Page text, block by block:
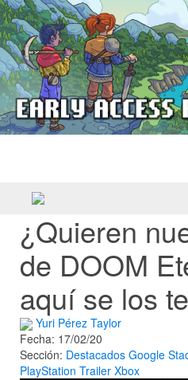
¿Quieren
de DOOM
aquí se los
Yuri Pérez Taylor
Fecha: 17/02/20
Sección: Destacados Google
PlayStation Trailer Xbox